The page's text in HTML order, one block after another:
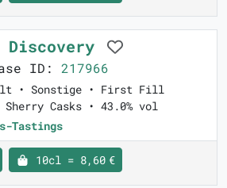
Discovery
ID: 217966
• Sonstige • First Fill
Sherry Casks • 43.0% vol
Tastings
10cl = 8,60 €